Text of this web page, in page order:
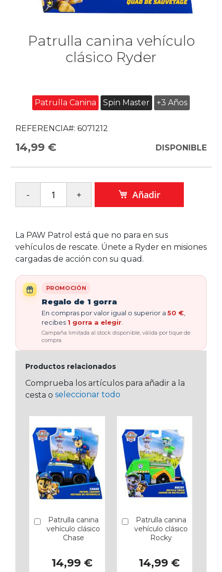
Patrulla canina vehículo
clásico Ryder
Patrulla Canina Spin Master +3 Años
REFERENCIA#: 6071212
14,99 € DISPONIBLE
Añadir
La PAW Patrol está que no para en sus
vehículos de rescate. Únete a Ryder en misiones
cargadas de acción con su quad.
PROMOCIÓN
Regalo de 1 gorra
En compras por valor igual o superior a 50 €
recibes 1 gorra a elegir
Campaña limitada al stock disponible, válida por tique de
compra.
Productos relacionados
Comprueba los artículos para añadir a la
cesta o seleccionar todo
Patrulla canina
vehículo clásico
Chase
14,99 €
Añadir
Patrulla canina
vehículo clásico
Rocky
14,99 €
Añadir